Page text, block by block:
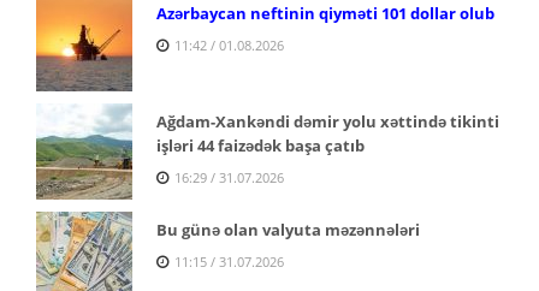
Azərbaycan neftinin qiyməti 101 dollar olub
11:42 / 01.08.2026
Ağdam-Xankəndi dəmir yolu xəttində tikinti
işləri 44 faizədək başa çatıb
16:29 / 31.07.2026
Bu günə olan valyuta məzənnələri
11:15 / 31.07.2026